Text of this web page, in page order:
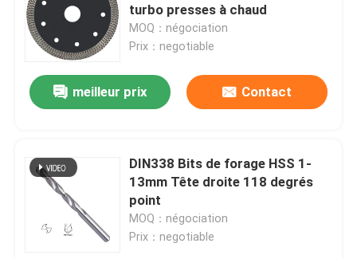
turbo presses à chaud
MOQ：négociation
Prix：negotiable
meilleur prix Contact
DIN338 Bits de forage HSS 1-
13mm Tête droite 118 degrés
point
MOQ：négociation
Prix：negotiable